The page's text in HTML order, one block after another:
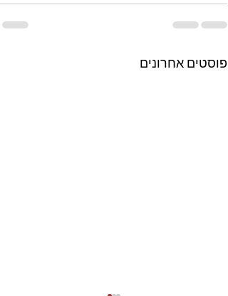
פוסטים אחרונים